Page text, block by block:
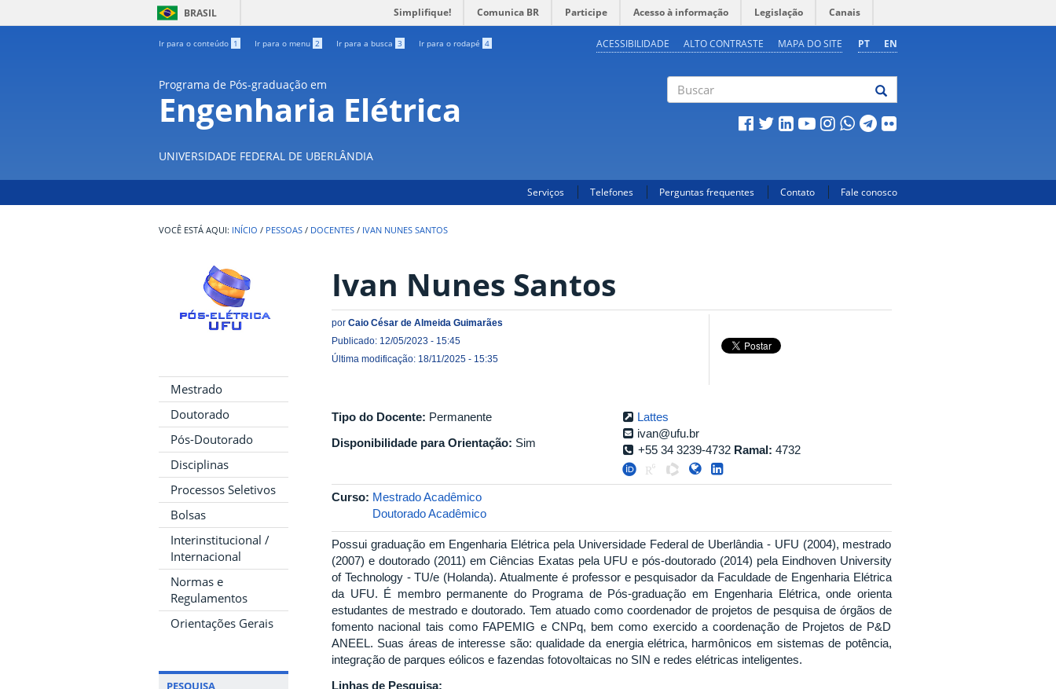
BRASIL Simplifique! Comunica BR Participe Acesso à informação Legislação Canais
Ir para o conteúdo 1 Ir para o menu 2 Ir para a busca 3 Ir para o rodapé 4 PT EN
ACESSIBILIDADE ALTO CONTRASTE MAPA DO SITE
Programa de Pós-graduação em
Engenharia Elétrica
UNIVERSIDADE FEDERAL DE UBERLÂNDIA
Serviços Telefones Perguntas frequentes Contato Fale conosco
INÍCIO / PESSOAS / DOCENTES / IVAN NUNES SANTOS
Mestrado
Doutorado
Pós-Doutorado
Disciplinas
Processos Seletivos
Bolsas
Interinstitucional /
Internacional
Normas e
Regulamentos
Orientações Gerais
PESQUISA
Ivan Nunes Santos
por Caio César de Almeida Guimarães
Publicado: 12/05/2023 - 15:45
Última modificação: 18/11/2025 - 15:35
Tipo do Docente: Permanente
Disponibilidade para Orientação: Sim
Lattes
ivan@ufu.br
+55 34 3239-4732 Ramal:4732
Curso: Mestrado Acadêmico
Doutorado Acadêmico
Possui graduação em Engenharia Elétrica pela Universidade Federal de Uberlândia - UFU (2004), mestrado
(2007) e doutorado (2011) em Ciências Exatas pela UFU e pós-doutorado (2014) pela Eindhoven University
of Technology - TU/e (Holanda). Atualmente é professor e pesquisador da Faculdade de Engenharia Elétrica
da UFU. É membro permanente do Programa de Pós-graduação em Engenharia Elétrica, onde orienta
estudantes de mestrado e doutorado. Tem atuado como coordenador de projetos de pesquisa de órgãos de
fomento nacional tais como FAPEMIG e CNPq, bem como exercido a coordenação de Projetos de P&D
ANEEL. Suas áreas de interesse são: qualidade da energia elétrica, harmônicos em sistemas de potência,
integração de parques eólicos e fazendas fotovoltaicas no SIN e redes elétricas inteligentes.
Linhas de Pesquisa: